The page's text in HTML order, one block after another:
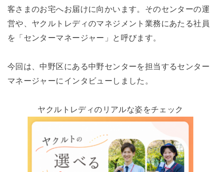
客さまのお宅へお届けに向かいます。そのセンターの運
営や、ヤクルトレディのマネジメント業務にあたる社員
を「センターマネージャー」と呼びます。
今回は、中野区にある中野センターを担当するセンター
マネージャーにインタビューしました。
ヤクルトレディのリアルな姿をチェック